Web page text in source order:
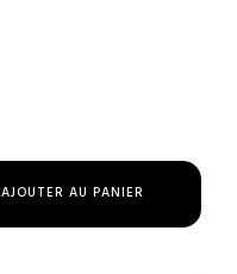
AJOUTER AU PANIER